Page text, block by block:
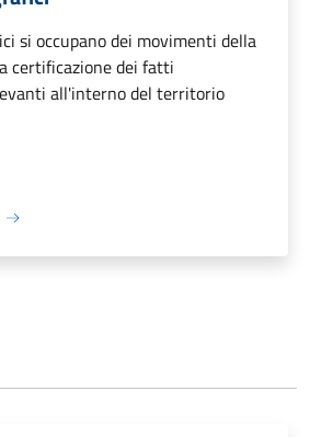
si occupano dei movimenti della
certificazione dei fatti
all'interno del territorio